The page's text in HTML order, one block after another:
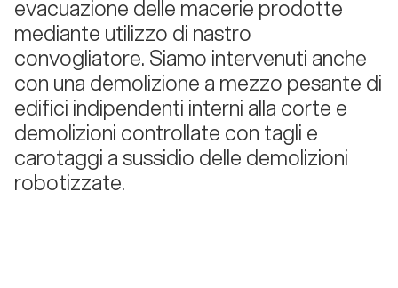
evacuazione delle macerie prodotte
mediante utilizzo di nastro
convogliatore. Siamo intervenuti anche
con una demolizione a mezzo pesante di
edifici indipendenti interni alla corte e
demolizioni controllate con tagli e
carotaggi a sussidio delle demolizioni
robotizzate.